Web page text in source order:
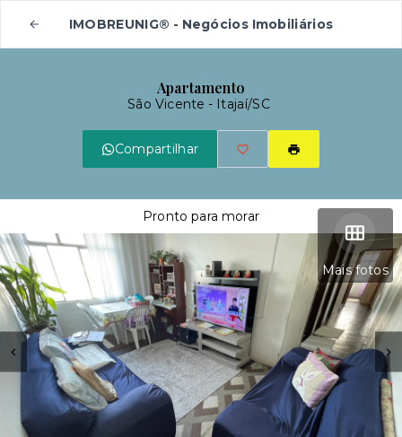
IMOBREUNIG® - Negócios Imobiliários
Apartamento
São Vicente - Itajaí/SC
Compartilhar
Mais fotos
Pronto para morar